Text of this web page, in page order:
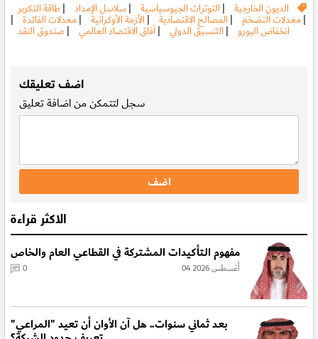
الديون الخارجية | التوترات الجيوسياسية |سلاسل الإمداد | طاقة التكرير
|معدلات التضخم | المصالح الاقتصادية | الأزمة الأوكرانية |معدلات الفائدة |
انخفاض اليورو | التنسيق الدولي |آفاق الاقتصاد العالمي | صندوق النقد
اضف تعليقك
سجللتتمكن من اضافة تعليق
الاكثر قراءة
مفهوم الـتأكيدات المشتركة في القطاعي العام والخاص
04 أغسطس 2026 0
بعد ثماني سنوات.. هل آن الأوان أن تعيد "المراعي"